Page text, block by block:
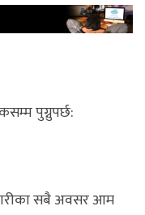
पुग्नुपर्छ:
सबै अवसर आम